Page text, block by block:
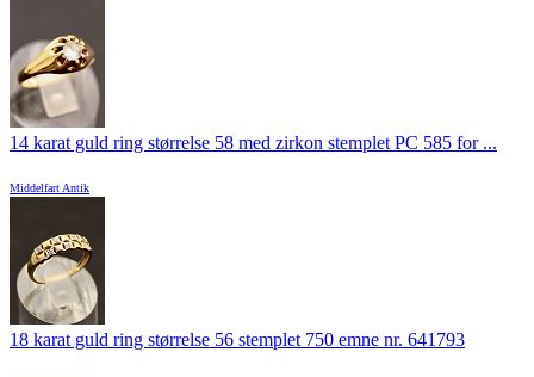
14 karat guld ring størrelse 58 med zirkon stemplet PC 585 for ...
Middelfart Antik
18 karat guld ring størrelse 56 stemplet 750 emne nr. 641793